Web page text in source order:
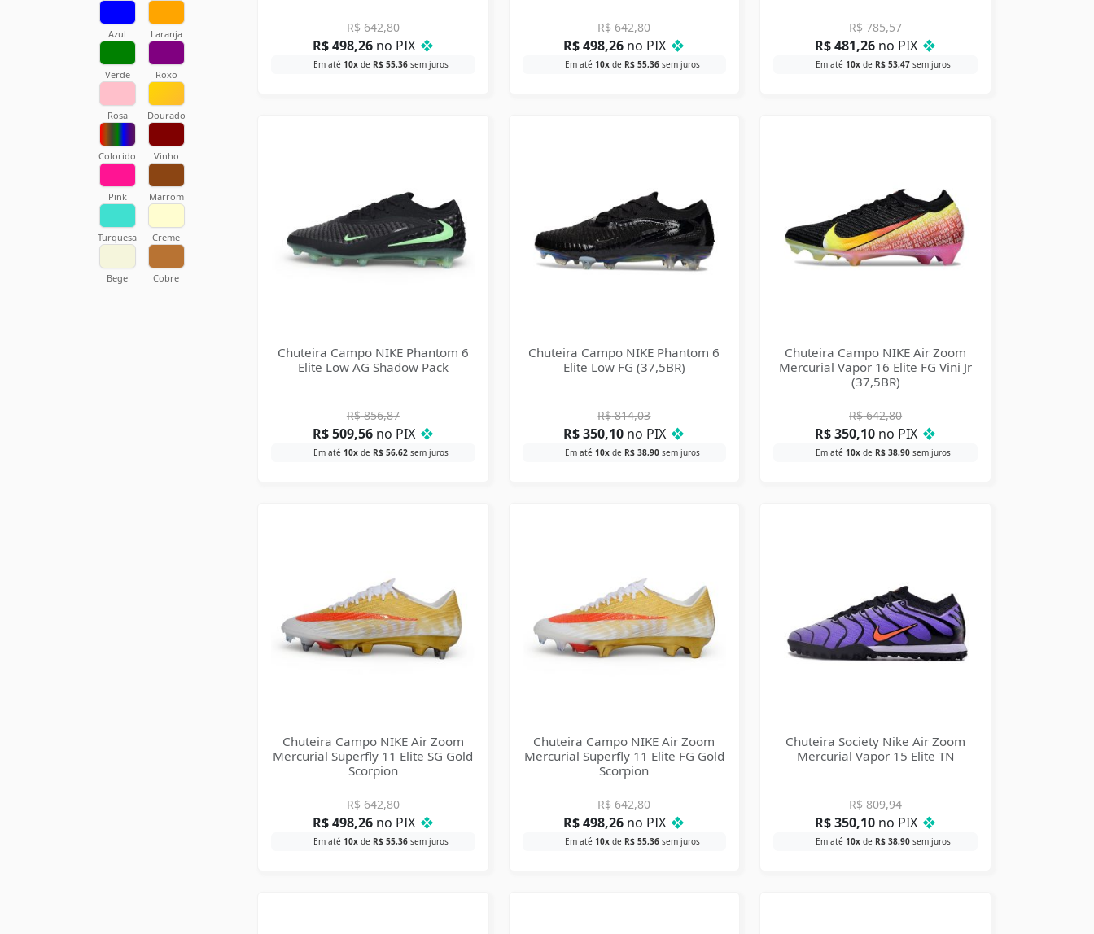
Azul Laranja
Verde Roxo
Rosa Dourado
Colorido Vinho
Pink Marrom
Turquesa Creme
Bege Cobre
R$642,80
R$498,26no PIX ❖
Em até10x de R$ 55,36 sem juros
R$642,80
R$498,26 no PIX ❖
Em até 10xde R$55,36sem juros
R$785,57
R$481,26 no PIX ❖
Em até10x de R$ 53,47 sem juros
Chuteira Campo NIKE Phantom 6
Elite Low AG Shadow Pack
R$856,87
R$509,56no PIX ❖
Em até10x de R$ 56,62 sem juros
Chuteira Campo NIKE Phantom 6
Elite Low FG (37,5BR)
R$814,03
R$350,10 no PIX ❖
Em até 10xde R$38,90sem juros
Chuteira Campo NIKE Air Zoom
Mercurial Vapor 16 Elite FG Vini Jr
(37,5BR)
R$642,80
R$350,10 no PIX ❖
Em até10x de R$ 38,90 sem juros
Chuteira Campo NIKE Air Zoom
Mercurial Superfly 11 Elite SG Gold
Scorpion
R$642,80
R$498,26no PIX ❖
Em até10x de R$ 55,36 sem juros
Chuteira Campo NIKE Air Zoom
Mercurial Superfly 11 Elite FG Gold
Scorpion
R$642,80
R$498,26 no PIX ❖
Em até 10xde R$55,36sem juros
Chuteira Society Nike Air Zoom
Mercurial Vapor 15 Elite TN
R$809,94
R$350,10 no PIX ❖
Em até10x de R$ 38,90 sem juros